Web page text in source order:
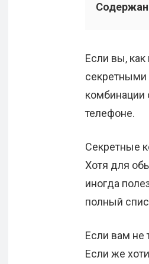
Если вы, как
секретными
комбинации
телефоне.
Секретные
Хотя для
иногда
полный
Если вам не
Если же